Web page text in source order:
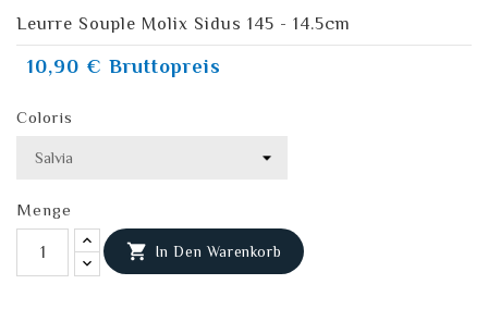
Leurre Souple Molix Sidus 145 - 14.5cm
10,90 € Bruttopreis
Coloris
Menge
 In Den Warenkorb